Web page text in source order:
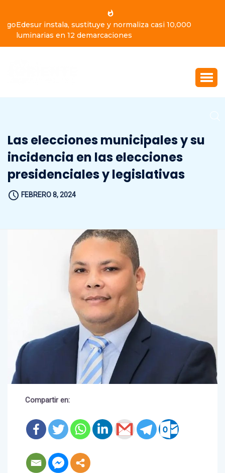
Edesur instala, sustituye y normaliza casi 10,000
luminarias en 12 demarcaciones
Las elecciones municipales y su
incidencia en las elecciones
presidenciales y legislativas
FEBRERO 8, 2024
Compartir en: